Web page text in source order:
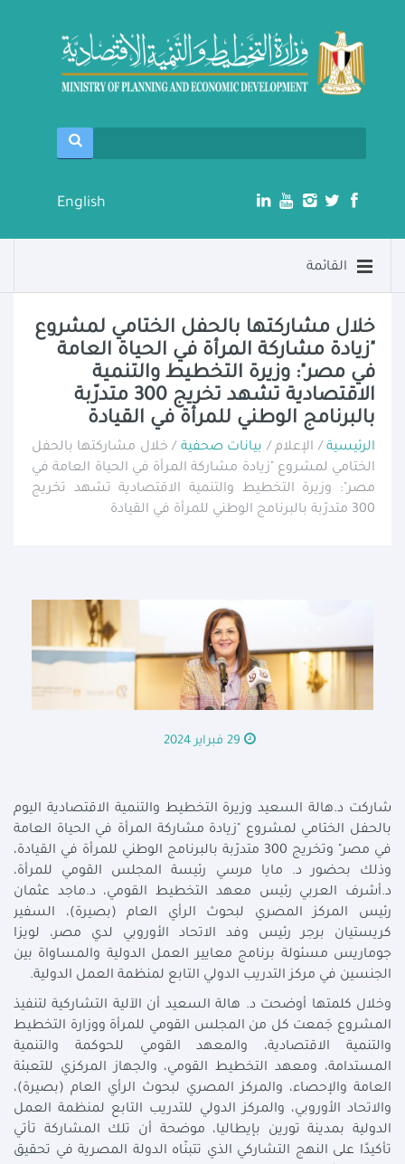
English
القائمة
خلال مشاركتها بالحفل الختامي لمشروع
"زيادة مشاركة المرأة في الحياة العامة
في مصر": وزيرة التخطيط والتنمية
الاقتصادية تشهد تخريج 300 متدرّبة
بالبرنامج الوطني للمرأة في القيادة
الرئيسية/ الإعلام / بيانات صحفية / خلال مشاركتها بالحفل
الختامي لمشروع "زيادة مشاركة المرأة في الحياة العامة في
مصر": وزيرة التخطيط والتنمية الاقتصادية تشهد تخريج
300 متدرّبة بالبرنامج الوطني للمرأة في القيادة
29 فبراير 2024
شاركت د.هالة السعيد وزيرة التخطيط والتنمية الاقتصادية اليوم
بالحفل الختامي لمشروع "زيادة مشاركة المرأة في الحياة العامة
في مصر" وتخريج 300 متدرّبة بالبرنامج الوطني للمرأة في القيادة،
وذلك بحضور د. مايا مرسي رئيسة المجلس القومي للمرأة،
د.أشرف العربي رئيس معهد التخطيط القومي، د.ماجد عثمان
رئيس المركز المصري لبحوث الرأي العام (بصيرة)، السفير
كريستيان برجر رئيس وفد الاتحاد الأوروبي لدي مصر، لويزا
جوماريس مسئولة برنامج معايير العمل الدولية والمساواة بين
الجنسين في مركز التدريب الدولي التابع لمنظمة العمل الدولية.
وخلال كلمتها أوضحت د. هالة السعيد أن الآلية التشاركية لتنفيذ
المشروع جَمعت كل من المجلس القومي للمرأة ووزارة التخطيط
والتنمية الاقتصادية، والمعهد القومي للحوكمة والتنمية
المستدامة، ومعهد التخطيط القومي، والجهاز المركزي للتعبئة
العامة والإحصاء، والمركز المصري لبحوث الرأي العام (بصيرة)،
والاتحاد الأوروبي، والمركز الدولي للتدريب التابع لمنظمة العمل
الدولية بمدينة تورين بإيطاليا، موضحة أن تلك المشاركة تأتي
تأكيدًا على النهج التشاركي الذي تتبنّاه الدولة المصرية في تحقيق